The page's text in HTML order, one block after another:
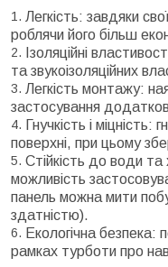
Легкість: завдяки
роблячи його більш
Ізоляційні
та звукоізоляційних
Легкість монтажу:
застосування
Гнучкість і
поверхні, при цьому
Стійкість до води та
можливість
панель можна мити
здатністю).
Екологічна безпека:
рамках турботи про